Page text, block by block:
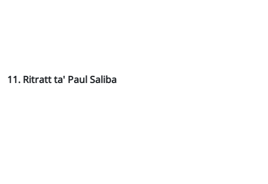
11. Ritratt ta' Paul Saliba